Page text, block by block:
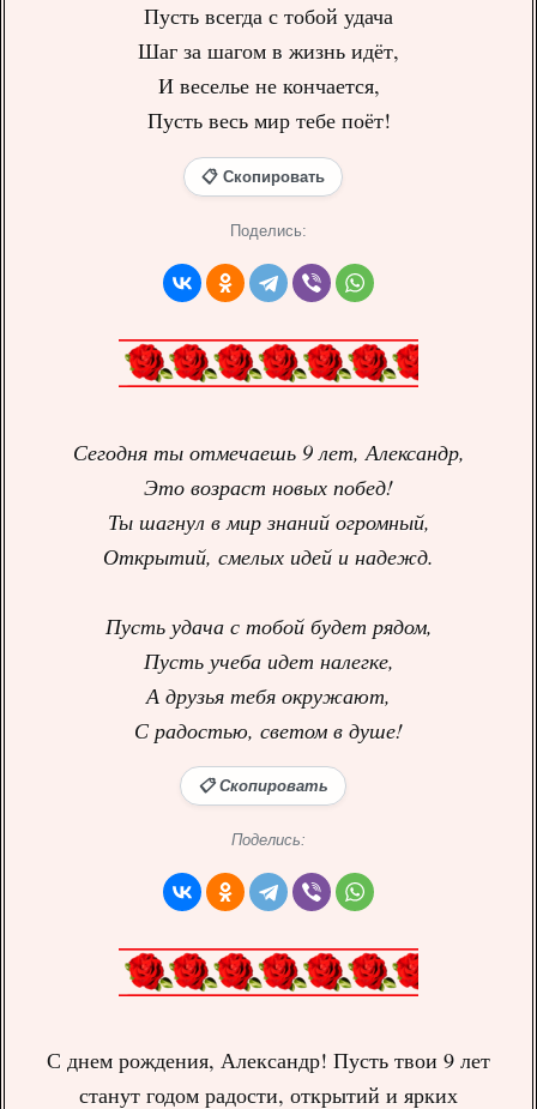
Пусть всегда с тобой удача
Шаг за шагом в жизнь идёт,
И веселье не кончается,
Пусть весь мир тебе поёт!
📋 Скопировать
Поделись:
Сегодня ты отмечаешь 9 лет, Александр,
Это возраст новых побед!
Ты шагнул в мир знаний огромный,
Открытий, смелых идей и надежд.
Пусть удача с тобой будет рядом,
Пусть учеба идет налегке,
А друзья тебя окружают,
С радостью, светом в душе!
📋 Скопировать
Поделись:
С днем рождения, Александр! Пусть твои 9 лет
станут годом радости, открытий и ярких